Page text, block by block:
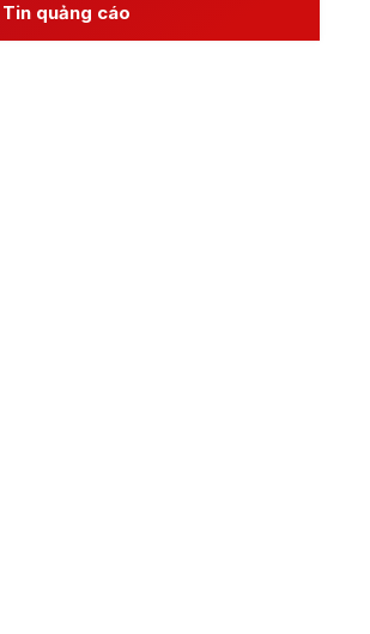
Tin quảng cáo